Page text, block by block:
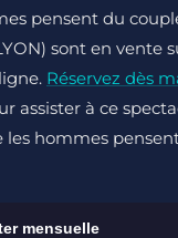
pensent du
sont en vente
Réservez dès
assister à ce
les hommes
mensuelle